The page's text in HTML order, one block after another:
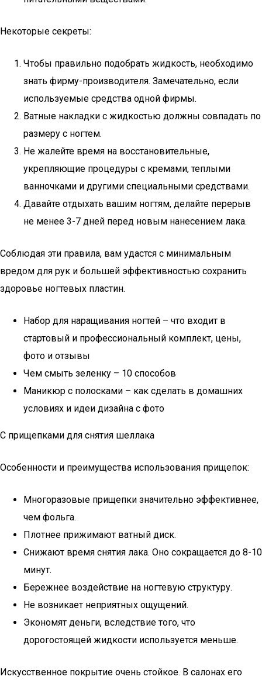
Некоторые секреты:
Чтобы правильно подобрать жидкость, необходимо
знать фирму-производителя. Замечательно, если
используемые средства одной фирмы.
Ватные накладки с жидкостью должны совпадать по
размеру с ногтем.
Не жалейте время на восстановительные,
укрепляющие процедуры с кремами, теплыми
ванночками и другими специальными средствами.
Давайте отдыхать вашим ногтям, делайте перерыв
не менее 3-7 дней перед новым нанесением лака.
Соблюдая эти правила, вам удастся с минимальным
вредом для рук и большей эффективностью сохранить
здоровье ногтевых пластин.
Набор для наращивания ногтей – что входит в
стартовый и профессиональный комплект, цены,
фото и отзывы
Чем смыть зеленку – 10 способов
Маникюр с полосками – как сделать в домашних
условиях и идеи дизайна с фото
С прищепками для снятия шеллака
Особенности и преимущества использования прищепок:
Многоразовые прищепки значительно эффективнее,
чем фольга.
Плотнее прижимают ватный диск.
Снижают время снятия лака. Оно сокращается до 8-10
минут.
Бережнее воздействие на ногтевую структуру.
Не возникает неприятных ощущений.
Экономят деньги, вследствие того, что
дорогостоящей жидкости используется меньше.
Искусственное покрытие очень стойкое. В салонах его